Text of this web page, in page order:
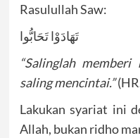
Rasulullah Saw:
تَهَادَوْا تَحَابُّوا
“Salinglah
saling mencintai.”
Lakukan syariat ini
Allah, bukan ridho